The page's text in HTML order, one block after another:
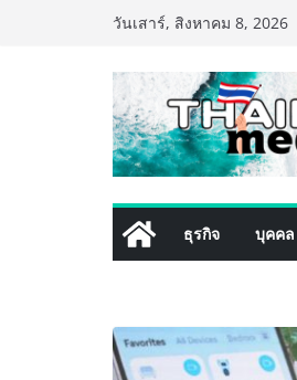
วันเสาร์, สิงหาคม 8, 2026
ธุรกิจ บุคคล